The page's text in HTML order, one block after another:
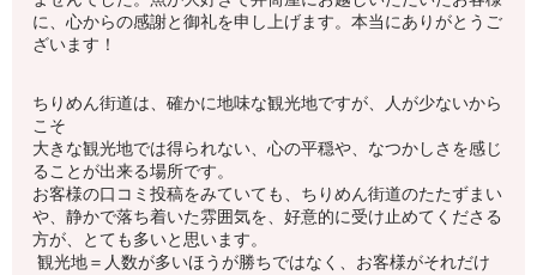
に、心からの感謝と御礼を申し上げます。本当にありがとうご
ざいます！
ちりめん街道は、確かに地味な観光地ですが、人が少ないから
こそ
大きな観光地では得られない、心の平穏や、なつかしさを感じ
ることが出来る場所です。
お客様の口コミ投稿をみていても、ちりめん街道のたたずまい
や、静かで落ち着いた雰囲気を、好意的に受け止めてくださる
方が、とても多いと思います。
観光地＝人数が多いほうが勝ちではなく、お客様がそれだけ